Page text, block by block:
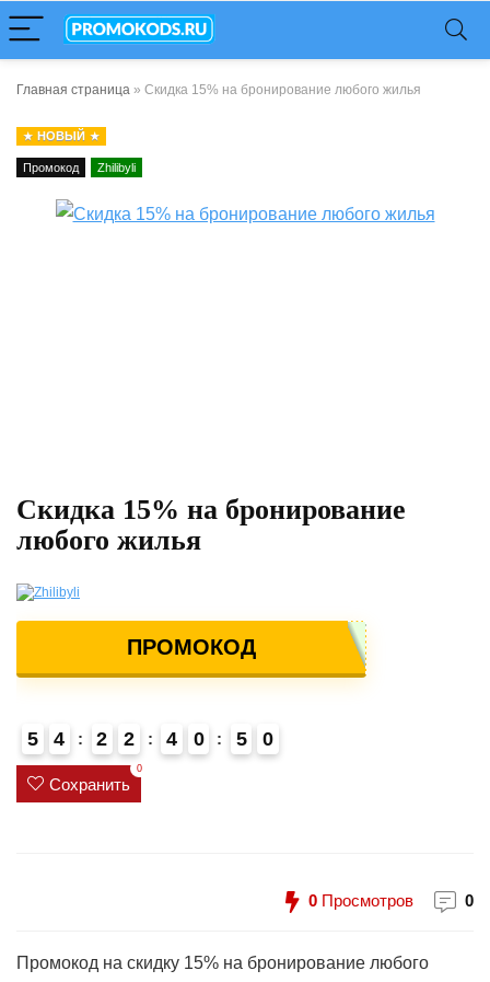
Главная страница » Скидка 15% на бронирование любого жилья
НОВЫЙ
Промокод Zhilibyli
Скидка 15% на бронирование
любого жилья
ПРОМОКОД
5 4 2 2 4 0 5 0
Сохранить
0
0 Просмотров 0
Промокод на скидку 15% на бронирование любого